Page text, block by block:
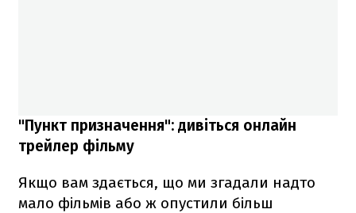
"Пункт призначення": дивіться онлайн
трейлер фільму
Якщо вам здається, що ми згадали надто
мало фільмів або ж опустили більш